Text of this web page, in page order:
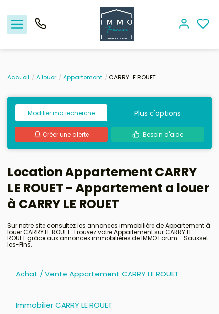
Vendre
Biens vendus
Location - Gestion
Nos agences
Avis clients
Accueil A louer Appartement CARRY LE ROUET
Modifier ma recherche Plus d'options
Créer une alerte Besoin d'aide
Location Appartement CARRY
LE ROUET - Appartement a louer
à CARRY LE ROUET
Sur notre site consultez les annonces immobilière de Appartement à
louer CARRY LE ROUET. Trouvez votre Appartement sur CARRY LE
ROUET grâce aux annonces immobilières de IMMO Forum - Sausset-
les-Pins.
Achat / Vente Appartement CARRY LE ROUET
Immobilier CARRY LE ROUET